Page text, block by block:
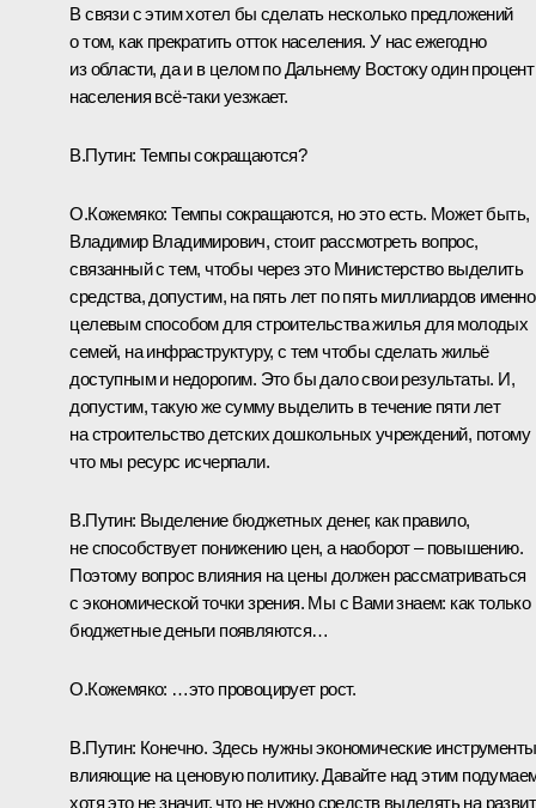
В связи с этим хотел бы сделать несколько предложений
о том, как прекратить отток населения. У нас ежегодно
из области, да и в целом по Дальнему Востоку один процент
населения всё‑таки уезжает.
В.Путин: Темпы сокращаются?
О.Кожемяко: Темпы сокращаются, но это есть. Может быть,
Владимир Владимирович, стоит рассмотреть вопрос,
связанный с тем, чтобы через это Министерство выделить
средства, допустим, на пять лет по пять миллиардов именно
целевым способом для строительства жилья для молодых
семей, на инфраструктуру, с тем чтобы сделать жильё
доступным и недорогим. Это бы дало свои результаты. И,
допустим, такую же сумму выделить в течение пяти лет
на строительство детских дошкольных учреждений, потому
что мы ресурс исчерпали.
В.Путин: Выделение бюджетных денег, как правило,
не способствует понижению цен, а наоборот – повышению.
Поэтому вопрос влияния на цены должен рассматриваться
с экономической точки зрения. Мы с Вами знаем: как только
бюджетные деньги появляются…
О.Кожемяко: …это провоцирует рост.
В.Путин: Конечно. Здесь нужны экономические
влияющие на ценовую политику. Давайте над этим
хотя это не значит, что не нужно средств выделять на